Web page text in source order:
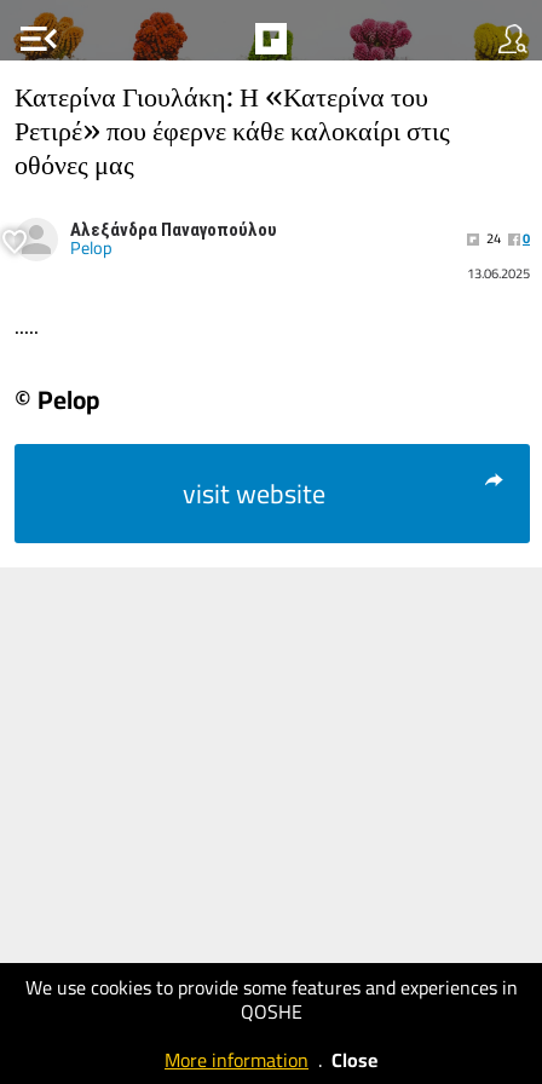
menu_open
We use cookies to provide some features and experiences in
QOSHE
More information . Close
Κατερίνα Γιουλάκη: Η «Κατερίνα του
Ρετιρέ» που έφερνε κάθε καλοκαίρι στις
οθόνες μας
Αλεξάνδρα Παναγοπούλου
Pelop 24
0
13.06.2025
.....
© Pelop
visit website